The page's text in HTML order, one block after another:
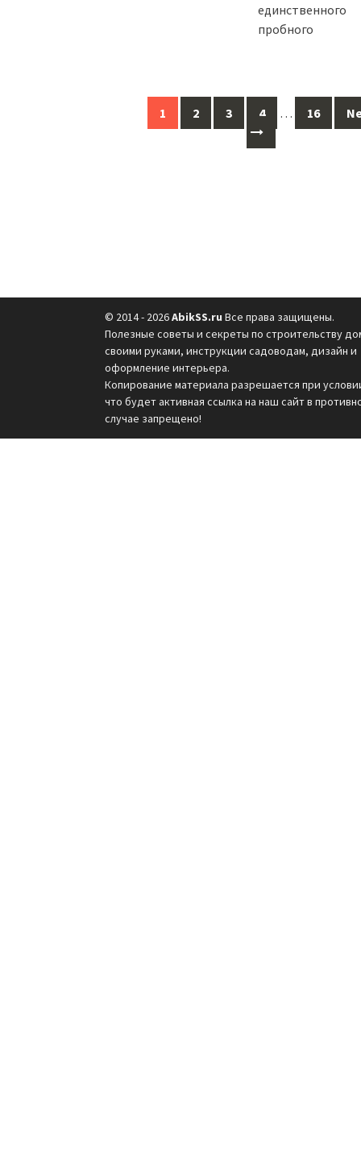
единственного
пробного
Posts
1 2 3 4 … 16
© 2014 - 2026AbikSS.ru Все права защищены.
Полезные советы и секреты по строительству
своими руками, инструкции садоводам, дизайн и
оформление интерьера.
Копирование материала разрешается при
что будет активная ссылка на наш сайт в
случае запрещено!